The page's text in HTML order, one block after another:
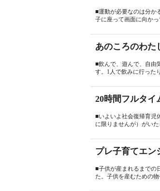
■運動が必要なのは分か
子に座って画面に向か
あのころのわた
■飲んで、遊んで、自由
す。1人で飲みに行った
20時間フルタイ
■いよいよ社会復帰育児
に限りませんが）がい
プレ子育てエン
■子供が産まれるまでの
た。子供を産むための